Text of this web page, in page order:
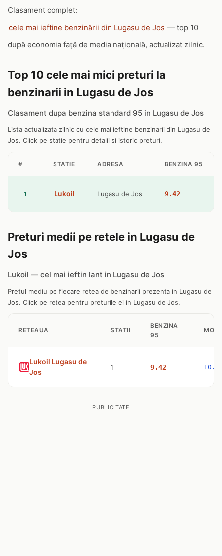
Clasament complet:
cele mai ieftine benzinării din Lugasu de Jos — top 10
după economia față de media națională, actualizat zilnic.
Top 10 cele mai mici preturi la
benzinarii in Lugasu de Jos
Clasament dupa benzina standard 95 in Lugasu de Jos
Lista actualizata zilnic cu cele mai ieftine benzinarii din Lugasu de
Jos. Click pe statie pentru detalii si istoric preturi.
# STATIE ADRESA BENZINA 95
1 Lukoil Lugasu de Jos 9.42
Preturi medii pe retele in Lugasu de
Jos
Lukoil — cel mai ieftin lant in Lugasu de Jos
Pretul mediu pe fiecare retea de benzinarii prezenta in Lugasu de
Jos. Click pe retea pentru preturile ei in Lugasu de Jos.
RETEAUA STATII
BENZINA
95
Lukoil Lugasu de
Jos
1 9.42
PUBLICITATE